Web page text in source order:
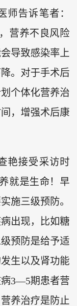
师告诉笔者：
营养不良风险
导致感染率上
。对于手术后
个体化营养治
，增强术后康
艳接受采访时
就是生命！早
施三级预防。
出现，比如糖
预防是给予适
生以及肾功能
3—5期患者营
养治疗是防止